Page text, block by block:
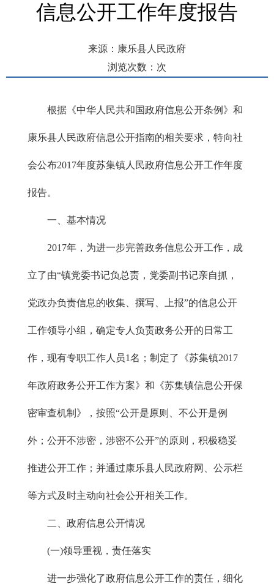
信息公开工作年度报告
来源：康乐县人民政府
浏览次数： 次
根据《中华人民共和国政府信息公开条例》和
康乐县人民政府信息公开指南的相关要求，特向社
会公布2017年度苏集镇人民政府信息公开工作年度
报告。
一、基本情况
2017年，为进一步完善政务信息公开工作，成
立了由“镇党委书记负总责，党委副书记亲自抓，
党政办负责信息的收集、撰写、上报”的信息公开
工作领导小组，确定专人负责政务公开的日常工
作，现有专职工作人员1名；制定了《苏集镇2017
年政府政务公开工作方案》和《苏集镇信息公开保
密审查机制》，按照“公开是原则、不公开是例
外；公开不涉密，涉密不公开”的原则，积极稳妥
推进公开工作；并通过康乐县人民政府网、公示栏
等方式及时主动向社会公开相关工作。
二、政府信息公开情况
(一)领导重视，责任落实
进一步强化了政府信息公开工作的责任，细化